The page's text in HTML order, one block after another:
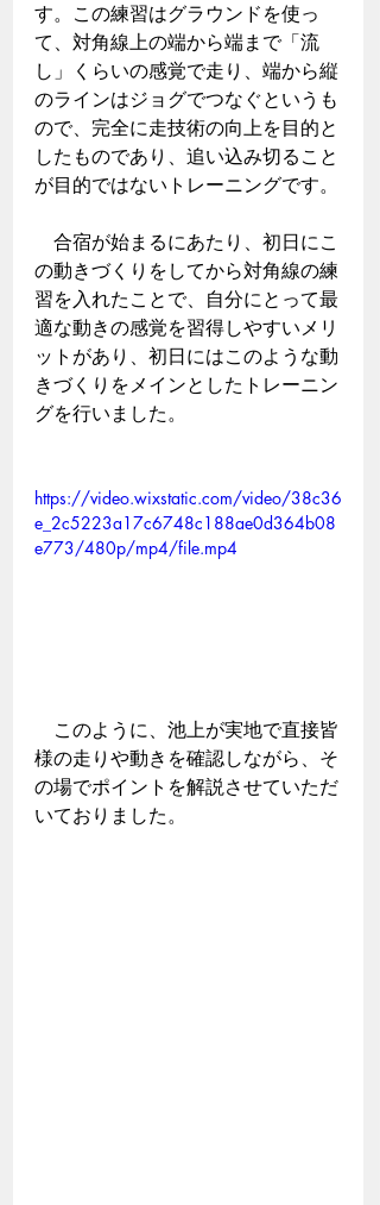
す。この練習はグラウンドを使っ
て、対角線上の端から端まで「流
し」くらいの感覚で走り、端から縦
のラインはジョグでつなぐというも
ので、完全に走技術の向上を目的と
したものであり、追い込み切ること
が目的ではないトレーニングです。
合宿が始まるにあたり、初日にこ
の動きづくりをしてから対角線の練
習を入れたことで、自分にとって最
適な動きの感覚を習得しやすいメリ
ットがあり、初日にはこのような動
きづくりをメインとしたトレーニン
グを行いました。
https://video.wixstatic.com/video/38c36
e_2c5223a17c6748c188ae0d364b08
e773/480p/mp4/file.mp4
このように、池上が実地で直接皆
様の走りや動きを確認しながら、そ
の場でポイントを解説させていただ
いておりました。